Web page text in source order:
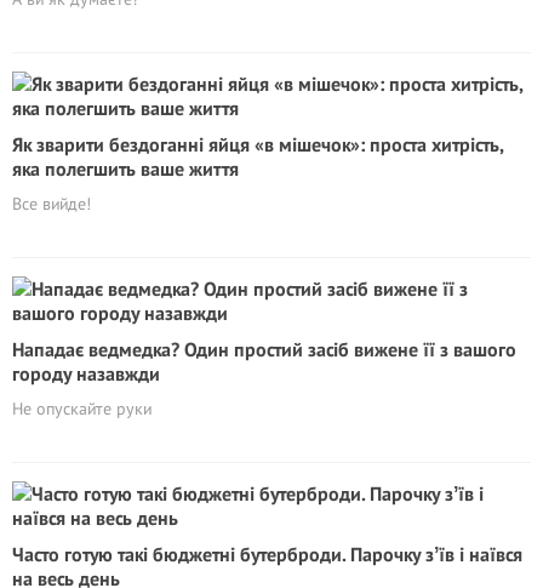
Як зварити бездоганні яйця «в мішечок»: проста хитрість,
яка полегшить ваше життя
Все вийде!
Нападає ведмедка? Один простий засіб вижене її з вашого
городу назавжди
Не опускайте руки
Часто готую такі бюджетні бутерброди. Парочку зʼїв і наївся
на весь день